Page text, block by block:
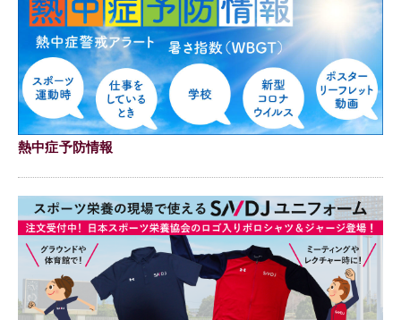
熱中症予防情報